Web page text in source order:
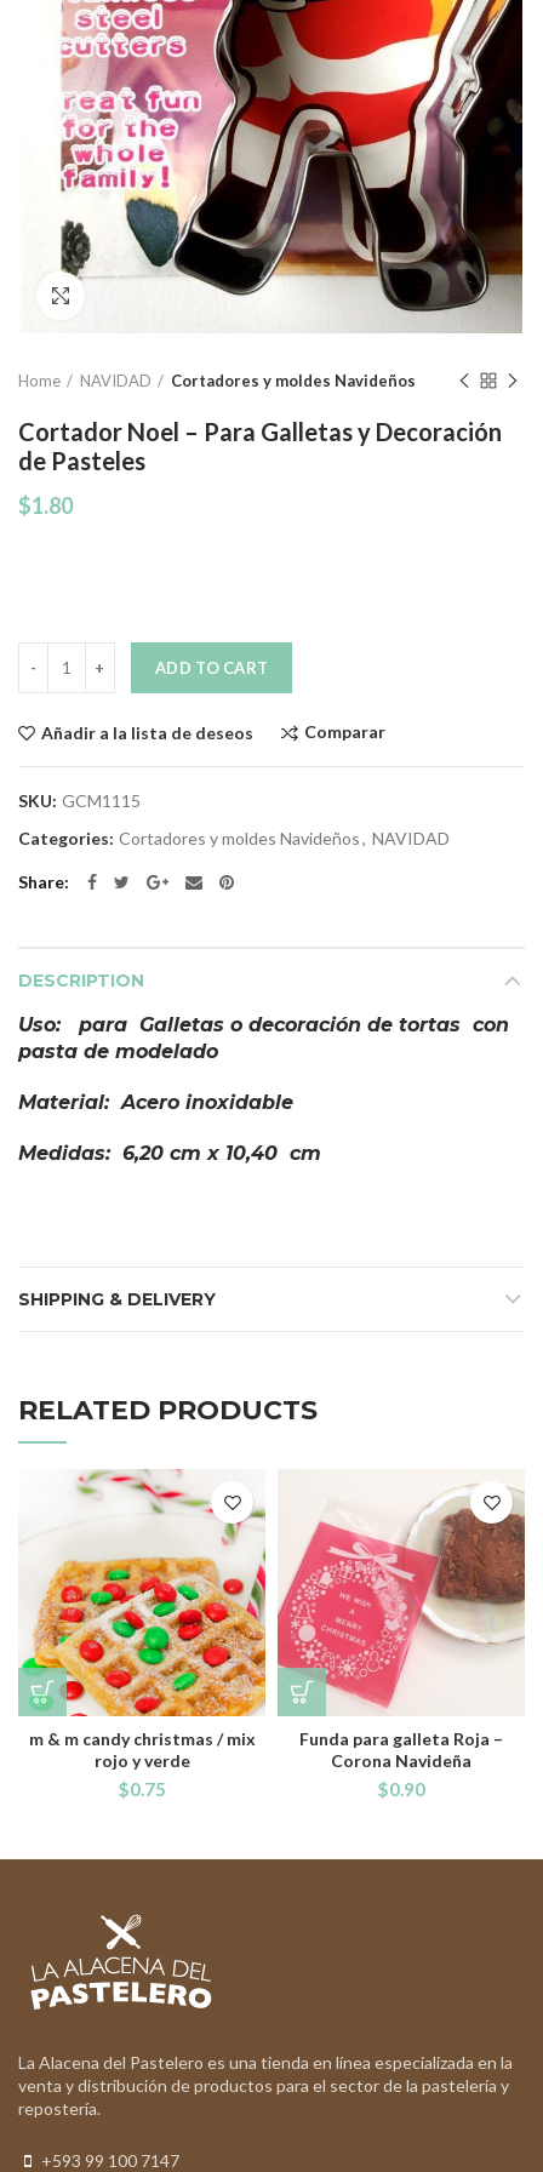
Home NAVIDAD Cortadores y moldes Navideños
Cortador Noel – Para Galletas y Decoración
de Pasteles
$1.80
ADD TO CART
Añadir a la lista de deseos Comparar
SKU: GCM1115
Categories: Cortadores y moldes Navideños, NAVIDAD
Share
DESCRIPTION
Uso: para Galletas o decoración de tortas con
pasta de modelado
Material: Acero inoxidable
Medidas: 6,20 cm x 10,40 cm
SHIPPING & DELIVERY
RELATED PRODUCTS
m & m candy christmas / mix
rojo y verde
$0.75
Funda para galleta Roja –
Corona Navideña
$0.90
La Alacena del Pastelero es una tienda en línea especializada en la
venta y distribución de productos para el sector de la pastelería y
repostería.
+593 99 100 7147